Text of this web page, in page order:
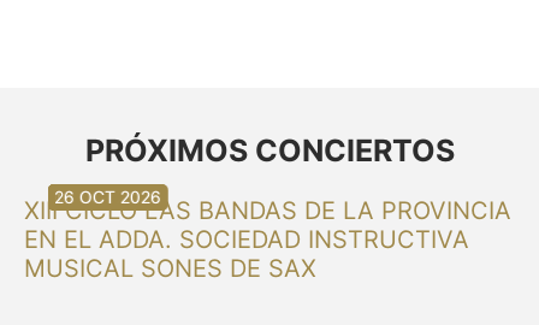
PRÓXIMOS CONCIERTOS
XIII CICLO LAS BANDAS DE LA PROVINCIA
EN EL ADDA. SOCIEDAD INSTRUCTIVA
MUSICAL SONES DE SAX
30 AUG 2026
30 AUG 2026
13 SEP 2026
20 SEP 2026
20 SEP 2026
26 SEP 2026
03 OCT 2026
16 OCT 2026
26 OCT 2026